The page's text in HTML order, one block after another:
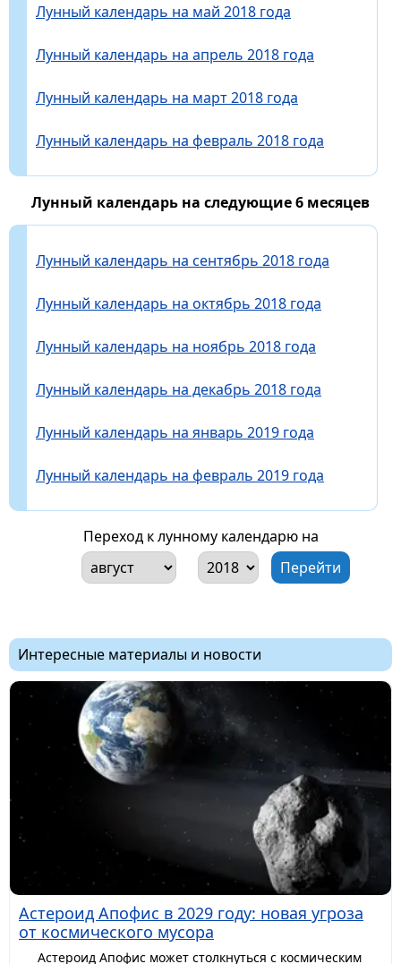
Лунный календарь на май 2018 года
Лунный календарь на апрель 2018 года
Лунный календарь на март 2018 года
Лунный календарь на февраль 2018 года
Лунный календарь на следующие 6 месяцев
Лунный календарь на сентябрь 2018 года
Лунный календарь на октябрь 2018 года
Лунный календарь на ноябрь 2018 года
Лунный календарь на декабрь 2018 года
Лунный календарь на январь 2019 года
Лунный календарь на февраль 2019 года
Переход к лунному календарю на
Интересные материалы и новости
Астероид Апофис в 2029 году: новая угроза
от космического мусора
Астероид Апофис может столкнуться с космическим